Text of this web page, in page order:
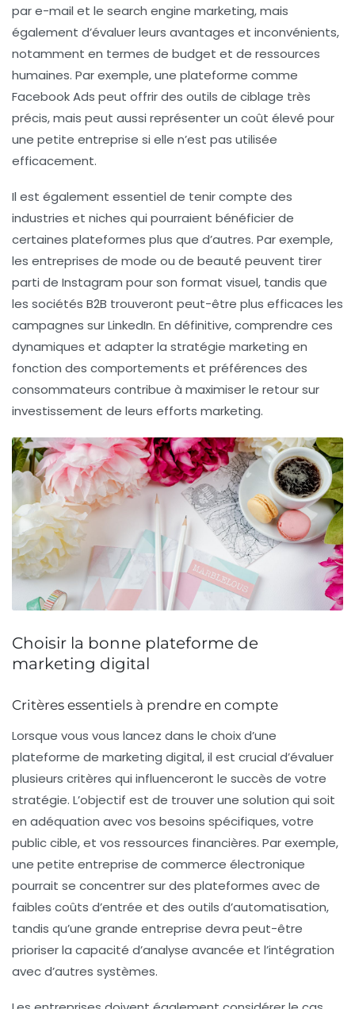
par e-mail et le search engine marketing, mais
également d’évaluer leurs avantages et inconvénients,
notamment en termes de budget et de ressources
humaines. Par exemple, une plateforme comme
Facebook Ads peut offrir des outils de ciblage très
précis, mais peut aussi représenter un coût élevé pour
une petite entreprise si elle n’est pas utilisée
efficacement.
Il est également essentiel de tenir compte des
industries et niches qui pourraient bénéficier de
certaines plateformes plus que d’autres. Par exemple,
les entreprises de mode ou de beauté peuvent tirer
parti de Instagram pour son format visuel, tandis que
les sociétés B2B trouveront peut-être plus efficaces les
campagnes surLinkedIn. En définitive, comprendre ces
dynamiques et adapter la stratégie marketing en
fonction des comportements et préférences des
consommateurs contribue à maximiser le retour sur
investissement de leurs efforts marketing.
Choisir la bonne plateforme de
marketing digital
Critères essentiels à prendre en compte
Lorsque vous vous lancez dans le choix d’une
plateforme de marketing digital, il est crucial d’évaluer
plusieurs critères qui influenceront le succès de votre
stratégie. L’objectif est de trouver une solution qui soit
en adéquation avec vos besoins spécifiques, votre
public cible, et vos ressources financières. Par exemple,
une petite entreprise de commerce électronique
pourrait se concentrer sur des plateformes avec de
faibles coûts d’entrée et des outils d’automatisation,
tandis qu’une grande entreprise devra peut-être
prioriser la capacité d’analyse avancée et l’intégration
avec d’autres systèmes.